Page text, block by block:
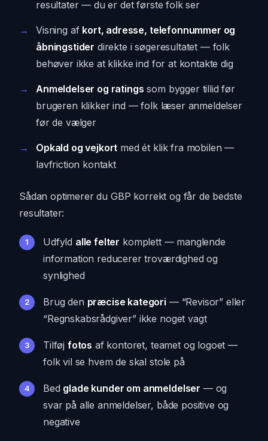
resultater — du er det første folk ser
Visning af kort, adresse, telefonnummer og
åbningstider direkte i søgeresultatet — folk
behøver ikke at klikke ind for at kontakte dig
Anmeldelser og ratings som bygger tillid før
brugeren klikker ind — folk læser anmeldelser
før de vælger
Opkald og vejkort med ét klik fra mobilen —
lavfriction kontakt
Sådan optimerer du GBP korrekt og får de bedste
resultater:
Udfyld alle felter komplett — manglende
information reducerer troværdighed og
synlighed
Brug den præcise kategori — “Revisor” eller
“Regnskabsrådgiver” ikke noget vagt
Tilføj fotos af kontoret, teamet og logoet —
folk vil se hvem de skal stole på
Bed glade kunder om anmeldelser — og
svar på alle anmeldelser, både positive og
negative